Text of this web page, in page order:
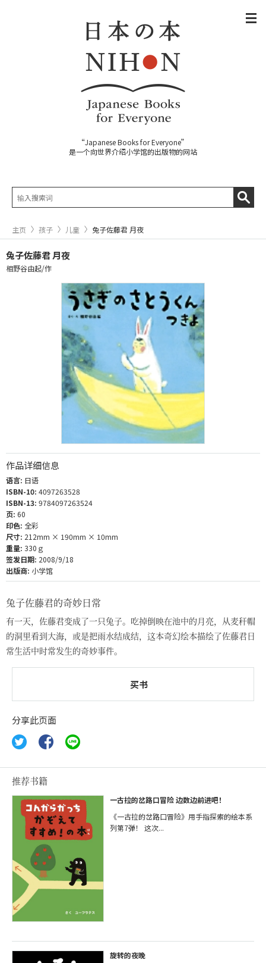
“Japanese Books for Everyone”
是一个向世界介绍小学馆的出版物的网站
主页 孩子 儿童 兔子佐藤君 月夜
兔子佐藤君 月夜
相野谷由起/作
作品详细信息
语言: 日语
ISBN-10: 4097263528
ISBN-13: 9784097263524
页: 60
印色: 全彩
尺寸: 212mm × 190mm × 10mm
重量: 330ｇ
签发日期: 2008/9/18
出版商: 小学馆
兔子佐藤君的奇妙日常
有一天，佐藤君变成了一只兔子。吃掉倒映在池中的月亮，从麦秆帽
的洞里看到大海，或是把雨水结成结，这本奇幻绘本描绘了佐藤君日
常生活中时常发生的奇妙事件。
买书
分享此页面
推荐书籍
一古拉的岔路口冒险 边数边前进吧！
《一古拉的岔路口冒险》用手指探索的绘本系
列第7弹！ 这次...
旋转的夜晚